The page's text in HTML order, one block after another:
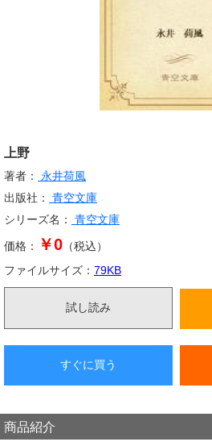
上野
著者：
永井荷風
出版社：
青空文庫
シリーズ名：
青空文庫
価格： ￥0 （税込）
ファイルサイズ： 79KB
試し読み
すぐに買う
商品紹介